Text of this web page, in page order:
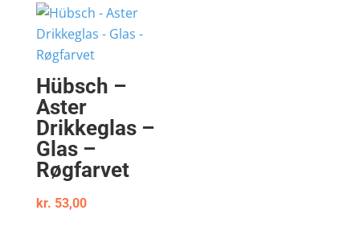
Hübsch –
Aster
Drikkeglas –
Glas –
Røgfarvet
kr. 53,00